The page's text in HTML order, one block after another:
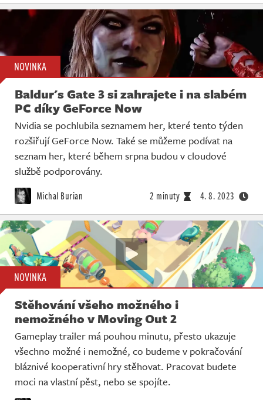
NOVINKA
Baldur's Gate 3 si zahrajete i na slabém
PC díky GeForce Now
Nvidia se pochlubila seznamem her, které tento týden
rozšiřují GeForce Now. Také se můžeme podívat na
seznam her, které během srpna budou v cloudové
službě podporovány.
Michal Burian 2 minuty 4. 8. 2023
NOVINKA
Stěhování všeho možného i
nemožného v Moving Out 2
Gameplay trailer má pouhou minutu, přesto ukazuje
všechno možné i nemožné, co budeme v pokračování
bláznivé kooperativní hry stěhovat. Pracovat budete
moci na vlastní pěst, nebo se spojíte.